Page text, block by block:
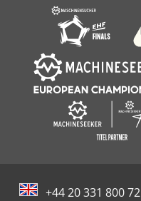
+44 20 331 800 72